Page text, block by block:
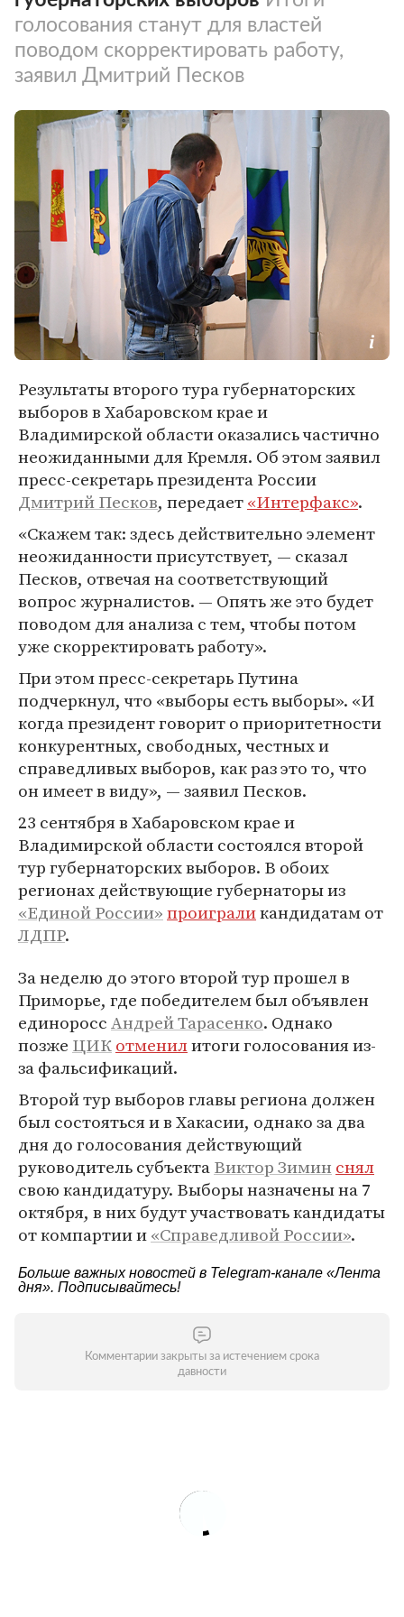
голосования станут для властей
поводом скорректировать работу,
заявил Дмитрий Песков
Результаты второго тура губернаторских
выборов в Хабаровском крае и
Владимирской области оказались частично
неожиданными для Кремля. Об этом заявил
пресс-секретарь президента России
Дмитрий Песков, передает«Интерфакс».
«Скажем так: здесь действительно элемент
неожиданности присутствует, — сказал
Песков, отвечая на соответствующий
вопрос журналистов. — Опять же это будет
поводом для анализа с тем, чтобы потом
уже скорректировать работу».
При этом пресс-секретарь Путина
подчеркнул, что «выборы есть выборы». «И
когда президент говорит о приоритетности
конкурентных, свободных, честных и
справедливых выборов, как раз это то, что
он имеет в виду», — заявил Песков.
23 сентября в Хабаровском крае и
Владимирской области состоялся второй
тур губернаторских выборов. В обоих
регионах действующие губернаторы из
«Единой России»проиграликандидатам от
ЛДПР.
За неделю до этого второй тур прошел в
Приморье, где победителем был объявлен
единороссАндрей Тарасенко. Однако
позже ЦИКотменилитоги голосования из-
за фальсификаций.
Второй тур выборов главы региона должен
был состояться и в Хакасии, однако за два
дня до голосования действующий
руководитель субъектаВиктор Зимин снял
свою кандидатуру. Выборы назначены на 7
октября, в них будут участвовать кандидаты
от компартии и«Справедливой России».
Больше важных новостей в Telegram-канале «Лента
дня». Подписывайтесь!
Комментарии закрыты за истечением срока
давности